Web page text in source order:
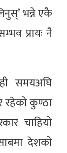
भन्ने एकै
प्रायः नै
समयअघि
रहेको कुण्ठा
चाहियो
देशको